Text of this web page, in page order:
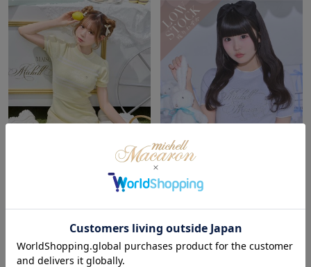
ラインロゴカラーニットワンピー
￥10,010(30%OFF)
ビジューロゴカラーニットトップ
￥6,853 (30%OFF)
Sale Sale/残り7点